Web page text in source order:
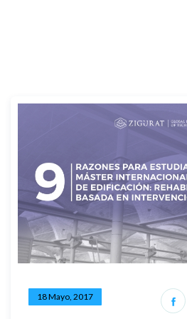
18 Mayo, 2017